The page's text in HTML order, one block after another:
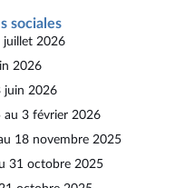
sociales
juillet 2026
2026
juin 2026
au 3 février 2026
18 novembre 2025
31 octobre 2025